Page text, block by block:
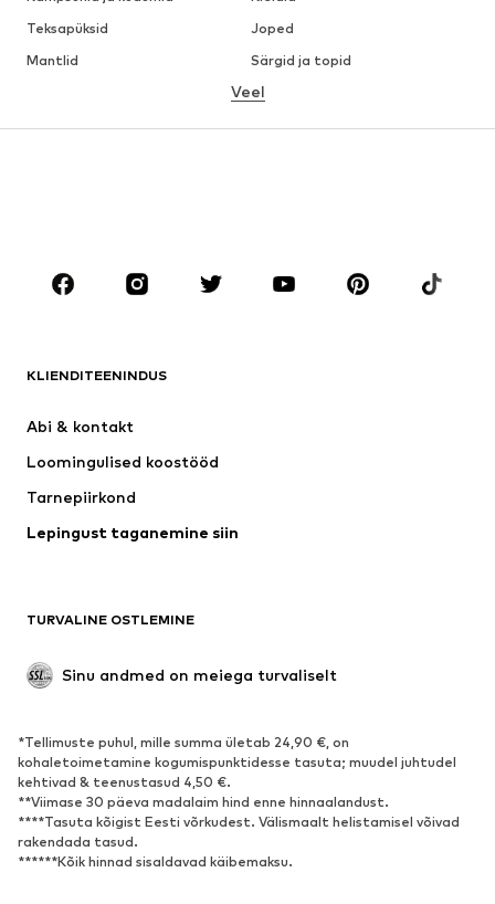
Teksapüksid
Joped
Mantlid
Särgid ja topid
Pesu
Aksessuaarid
Premium
Uus
Pesu
Mantlid
Sündmused
JALANÕUD
Uus
Vabaaja jalanõud
Pahkluusaapad
Kontsasaapad ja -kingad
Saapad
Veel
KLIENDITEENINDUS
Abi & kontakt
Loomingulised koostööd
Tarnepiirkond
Lepingust taganemine siin
TURVALINE OSTLEMINE
Sinu andmed on meiega turvaliselt
*Tellimuste puhul, mille summa ületab 24,90 €, on
kohaletoimetamine kogumispunktidesse tasuta; muudel juhtudel
kehtivad & teenustasud 4,50 €.
**Viimase 30 päeva madalaim hind enne hinnaalandust.
****Tasuta kõigist Eesti võrkudest. Välismaalt helistamisel võivad
rakendada tasud.
******Kõik hinnad sisaldavad käibemaksu.